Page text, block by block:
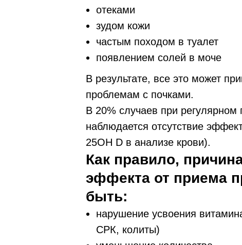
отеками
зудом кожи
частым походом в туалет
появлением солей в моче
В результате, все это может
проблемам с почками.
В 20% случаев при
наблюдается отсутствие
25ОH D в анализе крови).
Как правило,
эффекта от приема
быть:
нарушение усвоения
СРК, колиты)